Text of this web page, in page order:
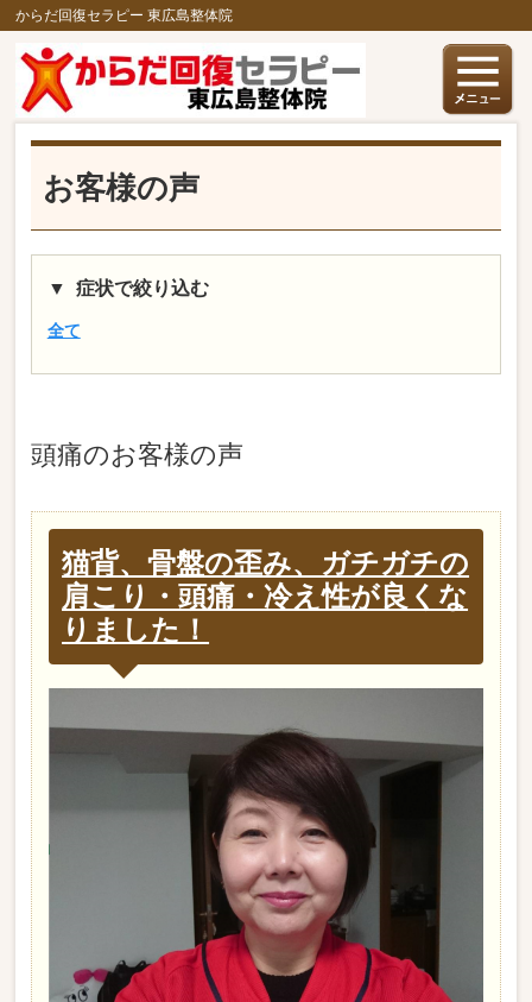
からだ回復セラピー 東広島整体院
お客様の声
症状で絞り込む
全て
頭痛のお客様の声
猫背、骨盤の歪み、ガチガチの
肩こり・頭痛・冷え性が良くな
りました！